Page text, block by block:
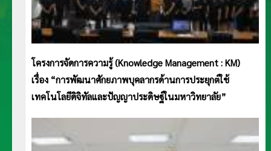
โครงการจัดการความรู้ (Knowledge Management : KM)
เรื่อง “การพัฒนาศักยภาพบุคลากรด้านการประยุกต์ใช้
เทคโนโลยีดิจิทัลและปัญญาประดิษฐ์ในมหาวิทยาลัย”